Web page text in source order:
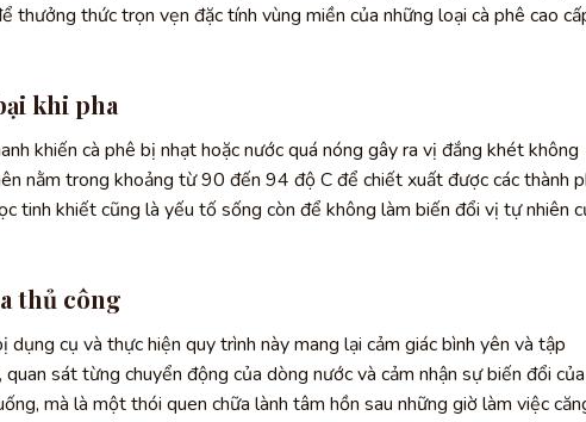
thưởng thức trọn vẹn đặc tính vùng miền của những loại cà phê cao
khi pha
khiến cà phê bị nhạt hoặc nước quá nóng gây ra vị đắng khét không
nằm trong khoảng từ 90 đến 94 độ C để chiết xuất được các thành
tinh khiết cũng là yếu tố sống còn để không làm biến đổi vị tự nhiên
thủ công
cụ và thực hiện quy trình này mang lại cảm giác bình yên và tập
sát từng chuyển động của dòng nước và cảm nhận sự biến đổi của
mà là một thói quen chữa lành tâm hồn sau những giờ làm việc